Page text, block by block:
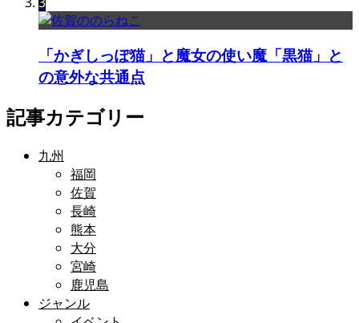
「かぎしっぽ猫」と魔女の使い魔「黒猫」と
の意外な共通点
記事カテゴリー
九州
福岡
佐賀
長崎
熊本
大分
宮崎
鹿児島
ジャンル